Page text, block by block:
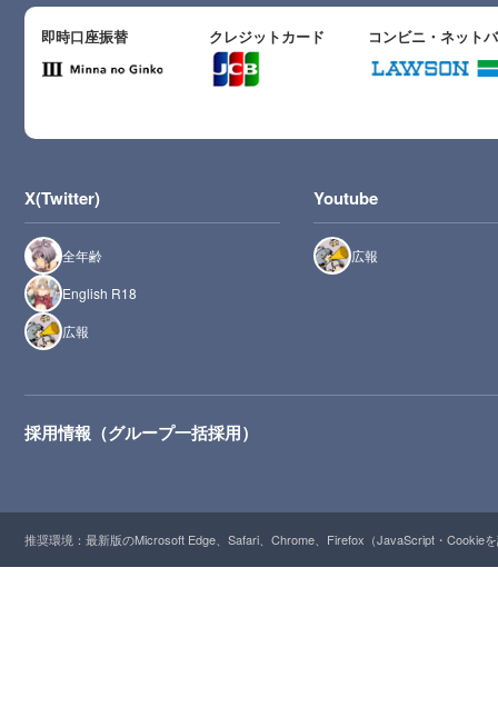
即時口座振替 クレジットカード コンビニ・ネット
X(Twitter)
全年齢
English R18
広報
Youtube
広報
採用情報（グループ一括採用）
推奨環境：最新版のMicrosoft Edge、Safari、Chrome、Firefox（JavaScript・Cookie